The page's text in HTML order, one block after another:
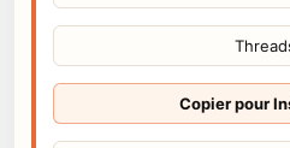
Copier pour